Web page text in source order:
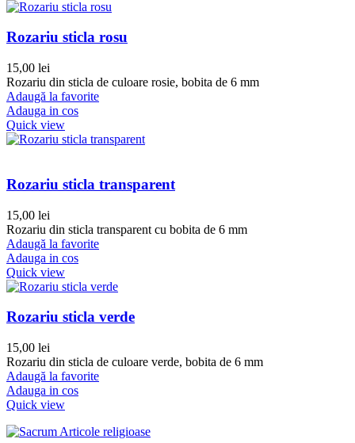
Rozariu sticla rosu
15,00 lei
Rozariu din sticla de culoare rosie, bobita de 6 mm
Adaugă la favorite
Adauga in cos
Quick view
Rozariu sticla transparent
15,00 lei
Rozariu din sticla transparent cu bobita de 6 mm
Adaugă la favorite
Adauga in cos
Quick view
Rozariu sticla verde
15,00 lei
Rozariu din sticla de culoare verde, bobita de 6 mm
Adaugă la favorite
Adauga in cos
Quick view